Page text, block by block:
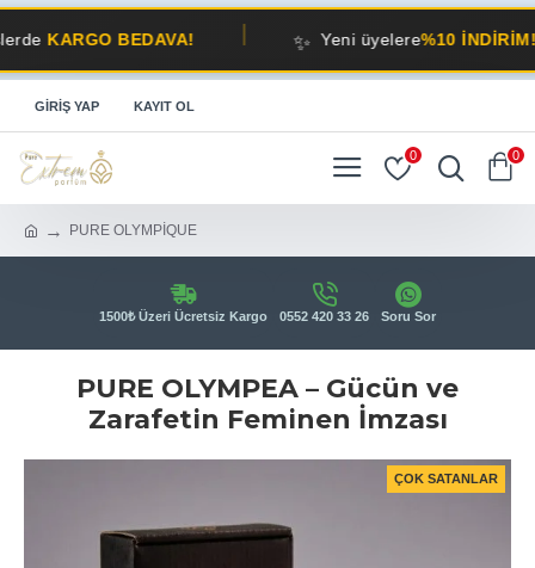
BEDAVA! Yeni üyelere%10 İNDİRİM!
GIRIŞ YAP KAYIT OL
0 0
PURE OLYMPİQUE
1500₺ Üzeri Ücretsiz Kargo 0552 420 33 26 Soru Sor
PURE OLYMPEA – Gücün ve
Zarafetin Feminen İmzası
ÇOK SATANLAR